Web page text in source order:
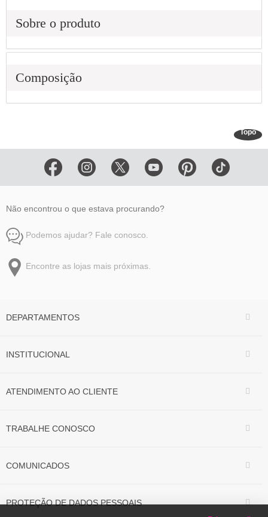
Sobre o produto
Composição
Topo
Não encontrou o que estava procurando?
Podemos ajudar? Fale conosco.
Encontre as lojas mais próximas.
DEPARTAMENTOS
INSTITUCIONAL
ATENDIMENTO AO CLIENTE
TRABALHE CONOSCO
COMUNICADOS
PROTEÇÃO DE DADOS PESSOAIS